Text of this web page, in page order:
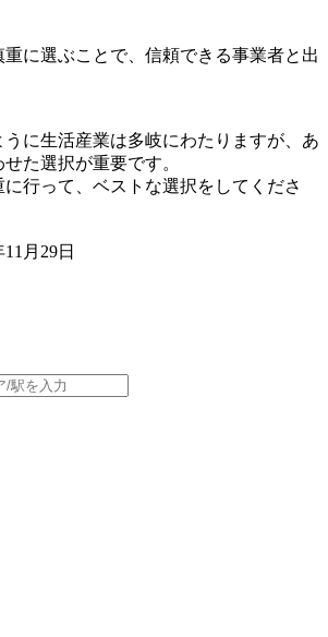
に選ぶことで、信頼できる事業者と出
うに生活産業は多岐にわたりますが、あ
た選択が重要です。
行って、ベストな選択をしてくださ
月29日